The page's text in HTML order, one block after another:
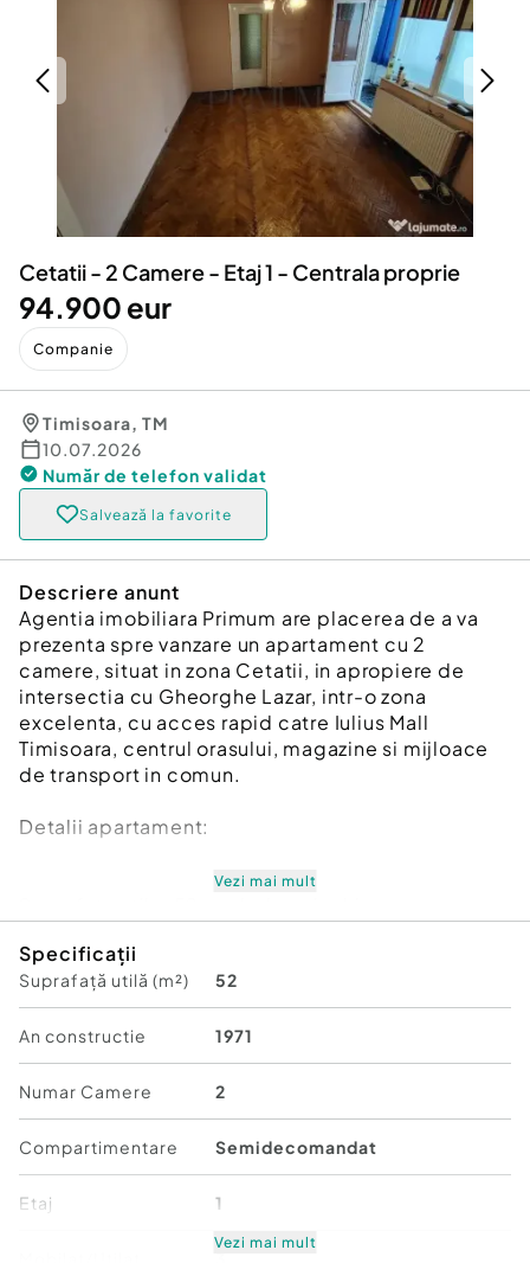
Animale de companie
Afaceri și echipamente profesionale
Inchiriere Bunuri si Vehicule
Utilaje agricole si industriale
Piese auto si accesorii
Dacia Duster
Cetatii - 2 Camere - Etaj 1 - Centrala proprie
94.900 eur
Companie
Timisoara, TM
10.07.2026
Număr de telefon validat
Salvează la favorite
Descriere anunt
Agentia imobiliara Primum are placerea de a va
prezenta spre vanzare un apartament cu 2
camere, situat in zona Cetatii, in apropiere de
intersectia cu Gheorghe Lazar, intr-o zona
excelenta, cu acces rapid catre Iulius Mall
Timisoara, centrul orasului, magazine si mijloace
de transport in comun.
Detalii apartament:
Compartimentare: semidecomandat
Apartament nemobilat
Necesita renovare, ideal pentru personalizare
dupa propriul gust
Compartimentare interioara:
hol de acces
bucatarie camara
sufragerie cu acces in balcon
Vezi mai mult
Specificații
Suprafață utilă (m²) 52
An constructie 1971
Numar Camere 2
Compartimentare Semidecomandat
Etaj 1
Vezi mai mult